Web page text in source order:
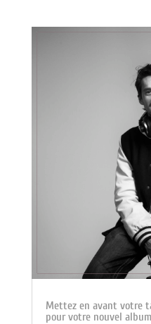
Mettez en avant votre
pour votre nouvel